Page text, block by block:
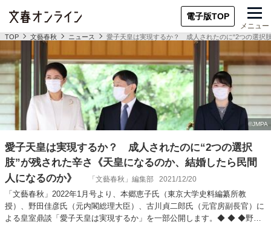
電子版TOP
メニュー
TOP 文藝春秋 ニュース 愛子天皇は実現するか？ 成人されたのに“2つの選択
愛子天皇は実現するか？ 成人されたのに“2つの選択
肢”が残された辛さ《天皇になるのか、結婚したら民間
人になるのか》
「文藝春秋」編集部 2021/12/20
「文藝春秋」2022年1月号より、本郷恵子氏（東京大学史料編纂所教
授）、野田佳彦氏（元内閣総理大臣）、古川貞二郎氏（元官房副長官）に
よる皇室鼎談「愛子天皇は実現するか」を一部公開します。◆ ◆ ◆野田